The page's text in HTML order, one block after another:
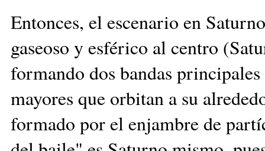
Entonces, el escenario en
gaseoso y esférico al centro
formando dos bandas
mayores que orbitan a su
formado por el enjambre de